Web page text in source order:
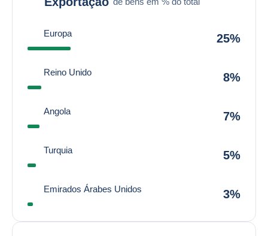
Europa 25%
Reino Unido 8%
Angola 7%
Turquia 5%
Emirados Árabes Unidos 3%